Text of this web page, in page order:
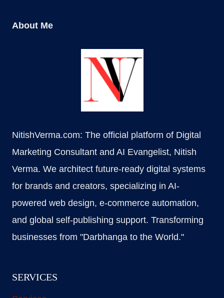
About Me
NitishVerma.com: The official platform of Digital
Marketing Consultant and AI Evangelist, Nitish
Verma. We architect future-ready digital systems
for brands and creators, specializing in AI-
powered web design, e-commerce automation,
and global self-publishing support. Transforming
businesses from "Darbhanga to the World."
SERVICES